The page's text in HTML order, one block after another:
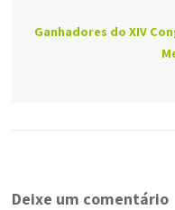
Ganhadores do XIV
Deixe um comentário